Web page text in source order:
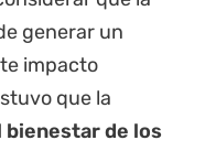
generar un
impacto
que la
de los